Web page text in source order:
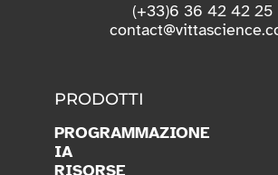
(+33)6 36 42 42 25
PRODOTTI
PROGRAMMAZIONE
IA
RISORSE